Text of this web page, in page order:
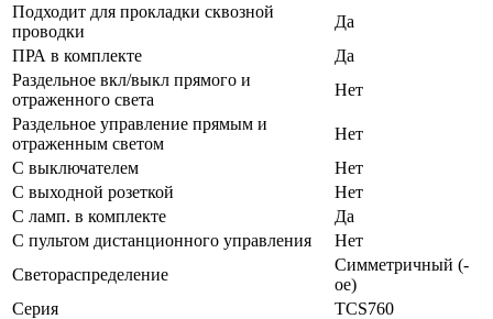
Подходит для прокладки сквозной
проводки
Да
ПРА в комплекте
Да
Раздельное вкл/выкл прямого и
отраженного света
Нет
Раздельное управление прямым и
отраженным светом
Нет
С выключателем
Нет
С выходной розеткой
Нет
С ламп. в комплекте
Да
С пультом дистанционного управления
Нет
Светораспределение
Симметричный (-
ое)
Серия
TCS760